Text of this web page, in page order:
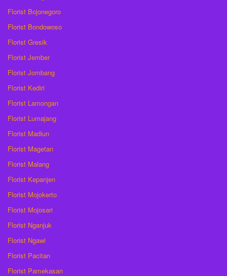
Florist Bojonegoro
Florist Bondowoso
Florist Gresik
Florist Jember
Florist Jombang
Florist Kediri
Florist Lamongan
Florist Lumajang
Florist Madiun
Florist Magetan
Florist Malang
Florist Kepanjen
Florist Mojokerto
Florist Mojosari
Florist Nganjuk
Florist Ngawi
Florist Pacitan
Florist Pamekasan